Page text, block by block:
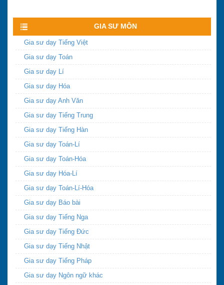
GIA SƯ MÔN
Gia sư dạy Tiếng Việt
Gia sư dạy Toán
Gia sư dạy Lí
Gia sư dạy Hóa
Gia sư dạy Anh Văn
Gia sư dạy Tiếng Trung
Gia sư dạy Tiếng Hàn
Gia sư dạy Toán-Lí
Gia sư dạy Toán-Hóa
Gia sư dạy Hóa-Lí
Gia sư dạy Toán-Lí-Hóa
Gia sư dạy Báo bài
Gia sư dạy Tiếng Nga
Gia sư dạy Tiếng Đức
Gia sư dạy Tiếng Nhật
Gia sư dạy Tiếng Pháp
Gia sư dạy Ngôn ngữ khác